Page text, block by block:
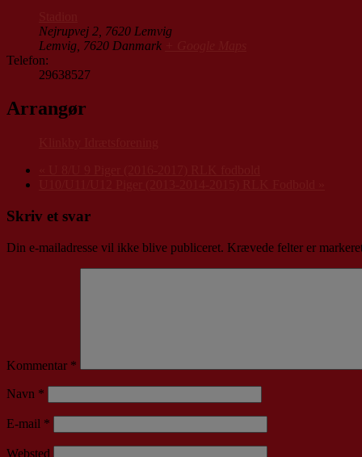
Nejrupvej 2, 7620 Lemvig
Lemvig 7620 Danmark
Telefon:
29638527
Arrangør
Skriv et svar
Din e-mailadresse vil ikke blive publiceret. Krævede felter er
Kommentar *
Navn *
E-mail *
Websted